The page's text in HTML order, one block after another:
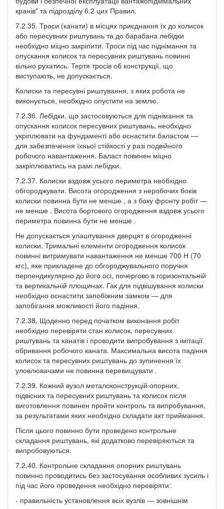
кранів" та підрозділу 6.2 цих Правил.
7.2.35. Троси (канати) в місцях приєднання їх до колисок
або пересувних риштувань та до барабана лебідки
необхідно міцно закріпити. Троси під час піднімання та
опускання колисок та пересувних риштувань повинні
вільно рухатись. Тертя тросів об конструкції, що
виступають, не допускається.
Колиски та пересувні риштування, з яких робота не
виконується, необхідно опустити на землю.
7.2.36. Лебідки, що застосовуються для піднімання та
опускання колисок пересувних риштувань, необхідно
укріплювати на фундаменті або оснастити баластом —
для забезпечення їхньої стійкості у разі подвійного
робочого навантаження. Баласт повинен міцно
закріплюватись на рамі лебідки.
7.2.37. Колиски вздовж усього периметра необхідно
обгороджувати. Висота огородження з неробочих боків
колиски повинна бути не менше , а з боку фронту робіт —
не менше . Висота бортового огородження вздовж усього
периметра повинна бути не менше .
Не допускається улаштування дверцят в огородженні
колиски. Тримальні елементи огородження колисок
повинні витримувати навантаження не менше 700 Н (70
кгс), яке прикладене до обгороджувального поручня
перпендикулярно до його осі, почергово в горизонтальній
та вертикальній площинах. Гак для підвішування колиски
необхідно оснастити запобіжним замком — для
запобігання можливості його падіння.
7.2.38. Щоденно перед початком виконання робіт
необхідно перевіряти стан колисок, пересувних
риштувань та канатів і проводити випробування з імітації
обривання робочого каната. Максимальна висота падіння
колисок та пересувних риштувань до зупинення їх
уловлювачами не повинна перевищувати .
7.2.39. Кожний вузол металоконструкцій опорних,
підвісних та пересувних риштувань та колисок після
виготовлення повинен пройти контроль та випробування,
за результатами яких необхідно складати акт приймання.
Після цього повинно бути проведено контрольне
складання риштувань, які додатково перевіряються та
випробовуються.
7.2.40. Контрольне складання опорних риштувань
повинно проводитись без застосування особливих зусиль і
під час його проведення необхідно перевіряти:
- правильність установлення всіх вузлів — зовнішнім